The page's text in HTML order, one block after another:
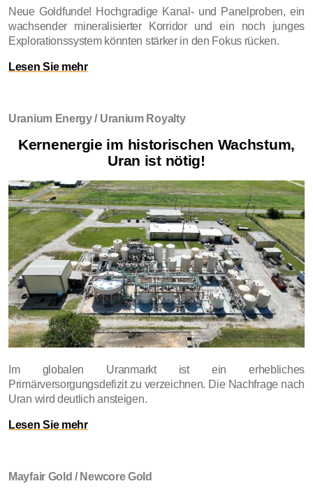
Neue Goldfunde! Hochgradige Kanal- und Panelproben, ein
wachsender mineralisierter Korridor und ein noch junges
Explorationssystem könnten stärker in den Fokus rücken.
Lesen Sie mehr
Uranium Energy / Uranium Royalty
Kernenergie im historischen Wachstum,
Uran ist nötig!
Im globalen Uranmarkt ist ein erhebliches
Primärversorgungsdefizit zu verzeichnen. Die Nachfrage nach
Uran wird deutlich ansteigen.
Lesen Sie mehr
Mayfair Gold / Newcore Gold